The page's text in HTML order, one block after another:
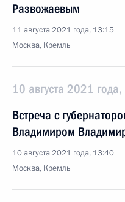
Развожаевым
11 августа 2021 года, 13:15
Москва, Кремль
10 августа 2021
Встреча с
Владимиром
10 августа 2021 года, 13:40
Москва, Кремль